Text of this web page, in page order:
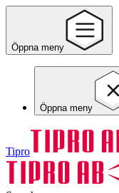
Öppna meny
Öppna meny
Tipro